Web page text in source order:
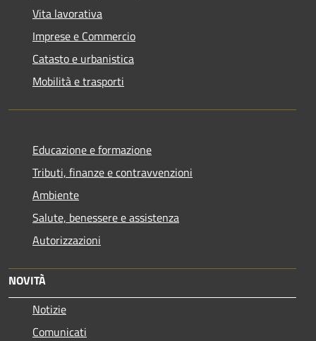
Vita lavorativa
Imprese e Commercio
Catasto e urbanistica
Mobilità e trasporti
Educazione e formazione
Tributi, finanze e contravvenzioni
Ambiente
Salute, benessere e assistenza
Autorizzazioni
NOVITÀ
Notizie
Comunicati